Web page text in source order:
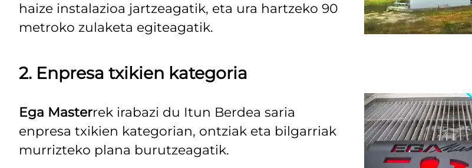
haize instalazioa jartzeagatik, eta ura hartzeko 90
metroko zulaketa egiteagatik.
2. Enpresa txikien kategoria
Ega Masterrek irabazi du Itun Berdea saria
enpresa txikien kategorian, ontziak eta bilgarriak
murrizteko plana burutzeagatik.